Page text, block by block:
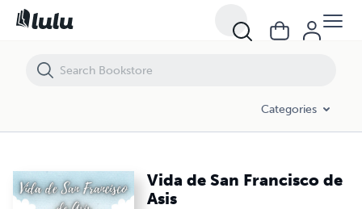
Categories
Vida de San Francisco de
Asis
Vida de San Francisco de Asis